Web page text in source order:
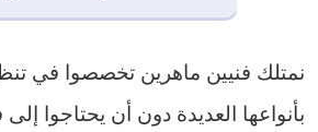
نمتلك فنيين ماهرين تخصصوا في
بأنواعها العديدة دون أن يحتاجوا إلى